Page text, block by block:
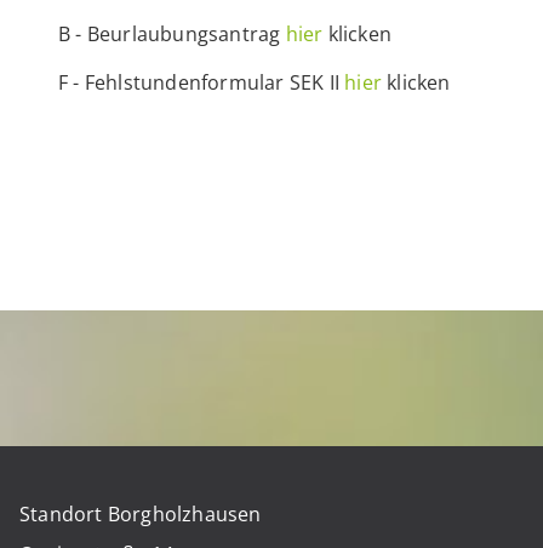
B - Beurlaubungsantrag hier klicken
F - Fehlstundenformular SEK II hier klicken
Standort Borgholzhausen